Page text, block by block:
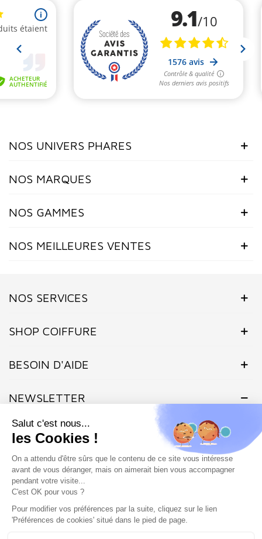
NOS UNIVERS PHARES
NOS MARQUES
NOS GAMMES
NOS MEILLEURES VENTES
NOS SERVICES
SHOP COIFFURE
BESOIN D'AIDE
NEWSLETTER
Inscrivez-vous dès maintenant à notre Newsletter et recevez en
exclusivité nos offres flashs, promotions et actualités.
Site protégé par reCAPTCHA.
Marchand approuvé par la Société des Avis Garantis, cliquez ici pour
vérifier.